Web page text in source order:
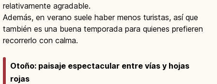
relativamente agradable.
Además, en verano suele haber menos turistas, así que
también es una buena temporada para quienes prefieren
recorrerlo con calma.
Otoño: paisaje espectacular entre vías y hojas
rojas